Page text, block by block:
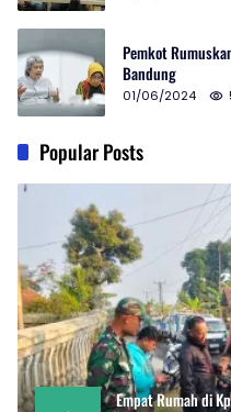
Pemkot
Bandung
01/06/2024
Popular Posts
Empat Rumah di